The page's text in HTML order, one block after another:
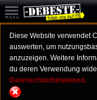
Diese Website verwendet
auswerten, um
anzuzeigen. Weitere
du deren Verwendung
Datenschutzhinweisen.